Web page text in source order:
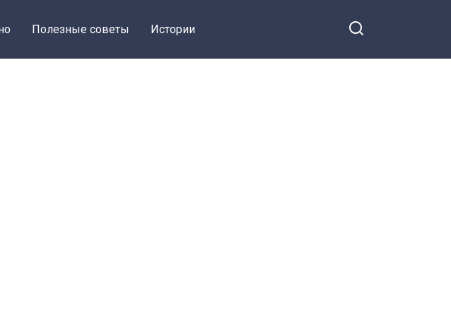
Полезные советы Истории